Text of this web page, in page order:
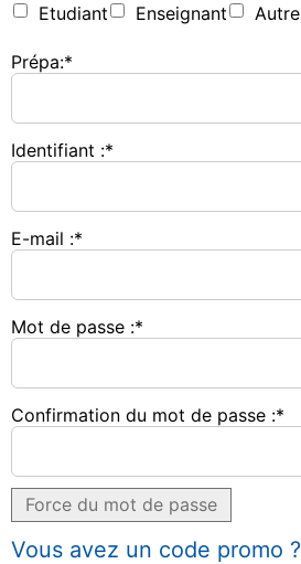
Etudiant
Enseignant Autre
Prépa:*
Identifiant :*
E-mail :*
Mot de passe :*
Confirmation du mot de passe :*
Force du mot de passe
Vous avez un code promo ?